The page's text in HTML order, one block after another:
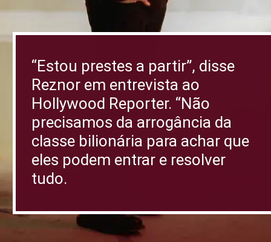
“Estou prestes a partir”, disse
Reznor em entrevista ao
Hollywood Reporter. “Não
precisamos da arrogância da
classe bilionária para achar que
eles podem entrar e resolver
tudo.